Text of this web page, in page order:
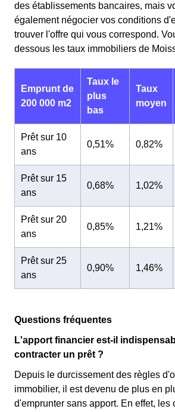
des établissements bancaires, mais
également négocier vos conditions
trouver l'offre qui vous correspond.
dessous les taux immobiliers de
Emprunt de
200 000 m2
Taux le
plus
bas
Taux
moyen
Prêt sur 10
ans
0,51% 0,82%
Prêt sur 15
ans
0,68% 1,02%
Prêt sur 20
ans
0,85% 1,21%
Prêt sur 25
ans
0,90% 1,46%
Questions fréquentes
L'apport financier est-il
contracter un prêt ?
Depuis le durcissement des règles
immobilier, il est devenu de plus en
d'emprunter sans apport. En effet, les